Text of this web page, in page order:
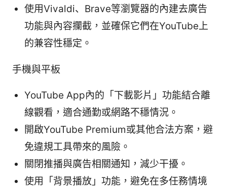
使用Vivaldi、Brave等瀏覽器的內建去廣告
功能與內容攔截，並確保它們在YouTube上
的兼容性穩定。
手機與平板
YouTube App內的「下載影片」功能結合離
線觀看，適合通勤或網路不穩情況。
開啟YouTube Premium或其他合法方案，避
免違規工具帶來的風險。
關閉推播與廣告相關通知，減少干擾。
使用「背景播放」功能，避免在多任務情境